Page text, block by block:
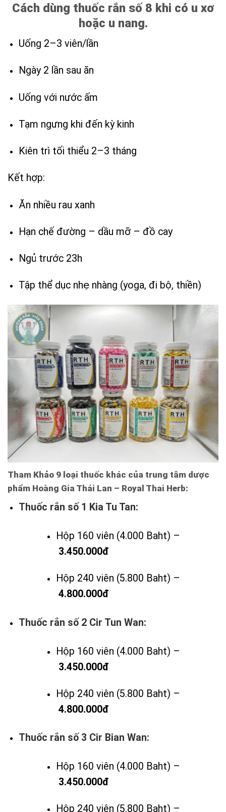
Cách dùng thuốc rắn số 8 khi có u xơ
hoặc u nang.
Uống 2–3 viên/lần
Ngày 2 lần sau ăn
Uống với nước ấm
Tạm ngưng khi đến kỳ kinh
Kiên trì tối thiểu 2–3 tháng
Kết hợp:
Ăn nhiều rau xanh
Hạn chế đường – dầu mỡ – đồ cay
Ngủ trước 23h
Tập thể dục nhẹ nhàng (yoga, đi bộ, thiền)
Tham Khảo 9 loại thuốc khác của trung tâm dược
phẩm Hoàng Gia Thái Lan – Royal Thai Herb:
Thuốc rắn số 1 Kia Tu Tan:
Hộp 160 viên (4.000 Baht) –
3.450.000đ
Hộp 240 viên (5.800 Baht) –
4.800.000đ
Thuốc rắn số 2 Cir Tun Wan:
Hộp 160 viên (4.000 Baht) –
3.450.000đ
Hộp 240 viên (5.800 Baht) –
4.800.000đ
Thuốc rắn số 3 Cir Bian Wan:
Hộp 160 viên (4.000 Baht) –
3.450.000đ
Hộp 240 viên (5.800 Baht) –